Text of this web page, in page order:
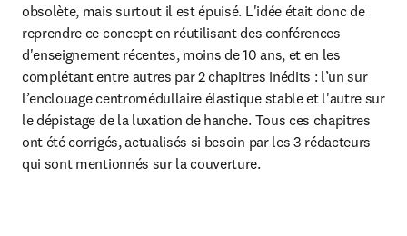
obsolète, mais surtout il est épuisé. L'idée était donc de
reprendre ce concept en réutilisant des conférences
d'enseignement récentes, moins de 10 ans, et en les
complétant entre autres par 2 chapitres inédits : l’un sur
l’enclouage centromédullaire élastique stable et l'autre sur
le dépistage de la luxation de hanche. Tous ces chapitres
ont été corrigés, actualisés si besoin par les 3 rédacteurs
qui sont mentionnés sur la couverture.